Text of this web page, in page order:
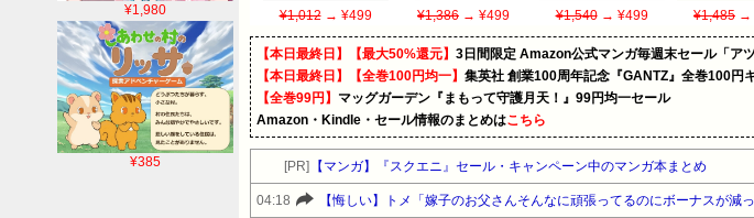
¥1,980
¥385
¥1,012→ ¥499 ¥1,386 → ¥499 ¥1,540→ ¥499 ¥1,485 →
【本日最終日】【最大50%還元】 3日間限定 Amazon公式マンガ毎週末セール「ア
【本日最終日】【全巻100円均一】 集英社 創業100周年記念『GANTZ』全巻100円
【全巻99円】 マッグガーデン『まもって守護月天！』99円均一セール
Amazon・Kindle・セール情報のまとめはこちら
[PR] 【マンガ】『スクエニ』セール・キャンペーン中のマンガ本まとめ
04:18